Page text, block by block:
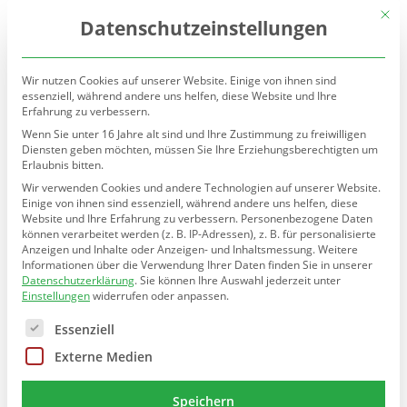
Seite wählen
Charity-Projekt zu
Weihnachten
Mit
Datenschutzeinstellungen
Wir nutzen Cookies auf unserer Website. Einige von ihnen sind
essenziell, während andere uns helfen, diese Website und Ihre
Erfahrung zu verbessern.
Wenn Sie unter 16 Jahre alt sind und Ihre Zustimmung zu freiwilligen
Diensten geben möchten, müssen Sie Ihre Erziehungsberechtigten um
Erlaubnis bitten.
Wir verwenden Cookies und andere Technologien auf unserer Website.
Einige von ihnen sind essenziell, während andere uns helfen, diese
Website und Ihre Erfahrung zu verbessern. Personenbezogene Daten
können verarbeitet werden (z. B. IP-Adressen), z. B. für personalisierte
Anzeigen und Inhalte oder Anzeigen- und Inhaltsmessung.Weitere
Informationen über die Verwendung Ihrer Daten finden Sie in unserer
Datenschutzerklärung.Sie können Ihre Auswahl jederzeit unter
Einstellungenwiderrufen oder anpassen.
Es folgt eine Liste der Service-Gruppen, für die eine
Essenziell
Externe Medien
Speichern